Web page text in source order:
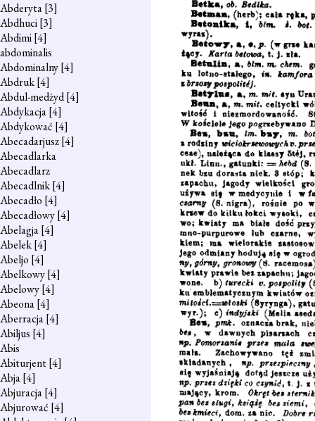
Abderyta[3]
Abdhuci[3]
Abdimi[4]
abdominalis
Abdominalny[4]
Abdruk[4]
Abdul-medżyd[4]
Abdykacja[4]
Abdykować [4]
Abecadarjusz[4]
Abecadlarka
Abecadlarz
Abecadlnik[4]
Abecadło [4]
Abecadłowy[4]
Abelagja[4]
Abelek[4]
Abeljo [4]
Abelkowy[4]
Abelowy[4]
Abeona[4]
Aberracja[4]
Abiljus [4]
Abis
Abiturjent[4]
Abja[4]
Abjuracja[4]
Abjurować [4]